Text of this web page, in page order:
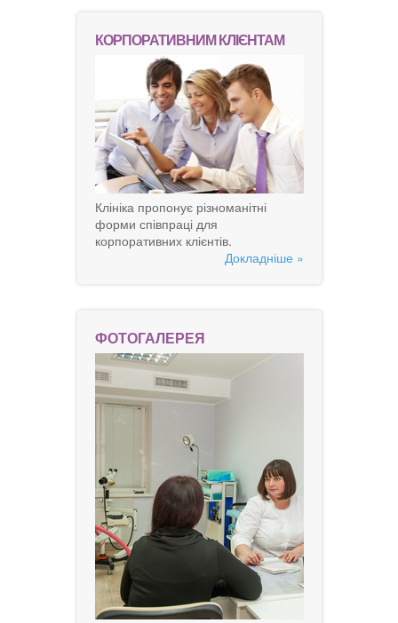
КОРПОРАТИВНИМ КЛІЄНТАМ
Клініка пропонує різноманітні
форми співпраці для
корпоративних клієнтів.
Докладніше »
ФОТОГАЛЕРЕЯ